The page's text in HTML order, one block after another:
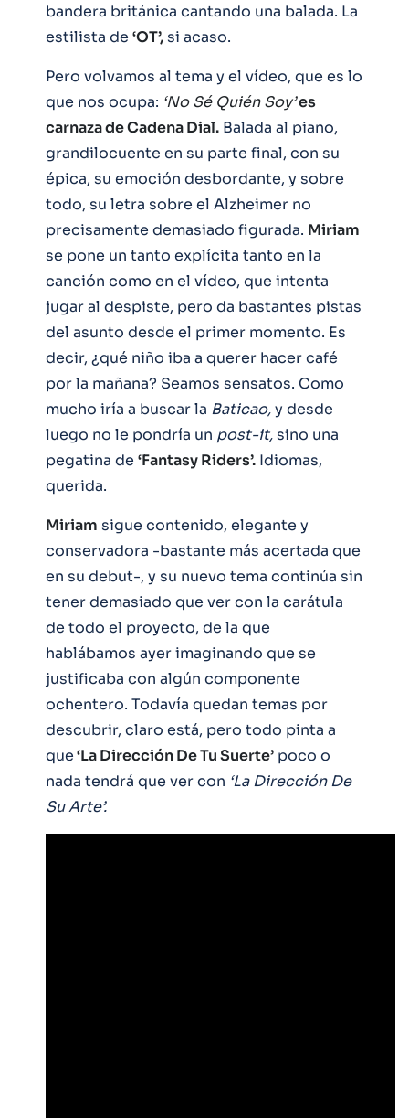
bandera británica cantando una balada. La
estilista de ‘OT’,si acaso.
Pero volvamos al tema y el vídeo, que es lo
que nos ocupa: ‘No Sé Quién Soy’es
carnaza de Cadena Dial. Balada al piano,
grandilocuente en su parte final, con su
épica, su emoción desbordante, y sobre
todo, su letra sobre el Alzheimer no
precisamente demasiado figurada. Miriam
se pone un tanto explícita tanto en la
canción como en el vídeo, que intenta
jugar al despiste, pero da bastantes pistas
del asunto desde el primer momento. Es
decir, ¿qué niño iba a querer hacer café
por la mañana? Seamos sensatos. Como
mucho iría a buscar la Baticao,y desde
luego no le pondría un post-it,sino una
pegatina de ‘Fantasy Riders’. Idiomas,
querida.
Miriam sigue contenido, elegante y
conservadora -bastante más acertada que
en su debut-, y su nuevo tema continúa sin
tener demasiado que ver con la carátula
de todo el proyecto, de la que
hablábamos ayer imaginando que se
justificaba con algún componente
ochentero. Todavía quedan temas por
descubrir, claro está, pero todo pinta a
que‘La Dirección De Tu Suerte’ poco o
nada tendrá que ver con ‘La Dirección De
Su Arte’.